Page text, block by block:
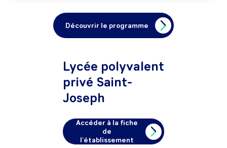
Découvrir le programme
Lycée polyvalent
privé Saint-
Joseph
Accéder à la fiche
de
l'établissement